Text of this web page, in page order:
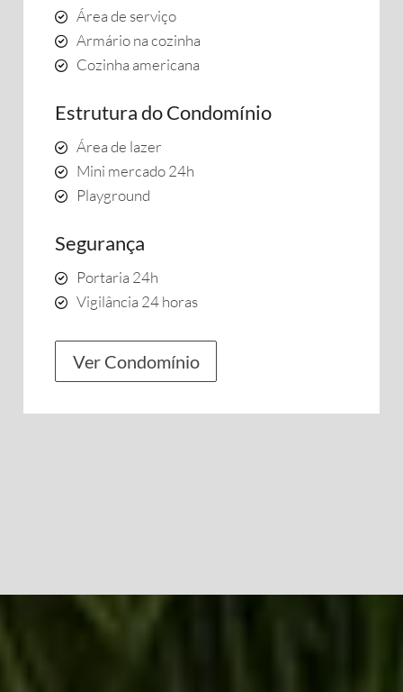
Área de serviço
Armário na cozinha
Cozinha americana
Estrutura do Condomínio
Área de lazer
Mini mercado 24h
Playground
Segurança
Portaria 24h
Vigilância 24 horas
Ver Condomínio